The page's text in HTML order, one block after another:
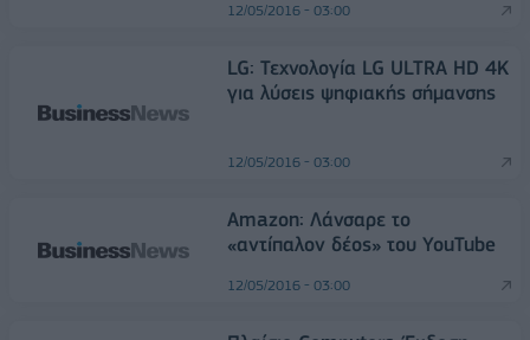
12/05/2016 - 03:00
LG: Τεχνολογία LG ULTRA HD 4K
για λύσεις ψηφιακής σήμανσης
12/05/2016 - 03:00
Amazon: Λάνσαρε το
«αντίπαλον δέος» του YouTube
12/05/2016 - 03:00